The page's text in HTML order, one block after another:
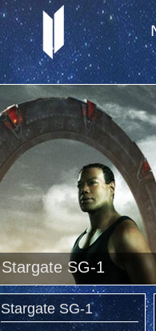
Stargate SG-1
Stargate SG-1